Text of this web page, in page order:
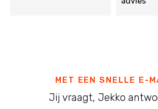
MET EEN SNELLE E-
Jij vraagt, Jekko